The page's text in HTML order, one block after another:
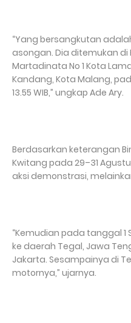
“Yang bersangkutan
asongan. Dia ditemukan di
Martadinata No 1 Kota
Kandang, Kota Malang,
13.55 WIB,” ungkap Ade Ary.
Berdasarkan keterangan
Kwitang pada 29–31
aksi demonstrasi,
“Kemudian pada tanggal 1
ke daerah Tegal, Jawa
Jakarta. Sesampainya di
motornya,” ujarnya.